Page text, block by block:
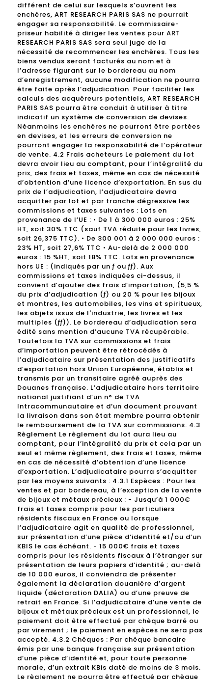
différent de celui sur lesquels s’ouvrent les
enchères, ART RESEARCH PARIS SAS ne pourrait
engager sa responsabilité. Le commissaire-
priseur habilité à diriger les ventes pour ART
RESEARCH PARIS SAS sera seul juge de la
nécessité de recommencer les enchères. Tous les
biens vendus seront facturés au nom et à
l’adresse figurant sur le bordereau au nom
d’enregistrement, aucune modification ne pourra
être faite après l’adjudication. Pour faciliter les
calculs des acquéreurs potentiels, ART RESEARCH
PARIS SAS pourra être conduit à utiliser à titre
indicatif un système de conversion de devises.
Néanmoins les enchères ne pourront être portées
en devises, et les erreurs de conversion ne
pourront engager la responsabilité de l’opérateur
de vente. 4.2 Frais acheteurs Le paiement du lot
devra avoir lieu au comptant, pour l’intégralité du
prix, des frais et taxes, même en cas de nécessité
d’obtention d’une licence d’exportation. En sus du
prix de l’adjudication, l’adjudicataire devra
acquitter par lot et par tranche dégressive les
commissions et taxes suivantes : Lots en
provenance de l’UE : • De 1 à 300 000 euros : 25%
HT, soit 30% TTC (sauf TVA réduite pour les livres,
soit 26,375 TTC). • De 300 001 à 2 000 000 euros :
23% HT, soit 27,6% TTC • Au-delà de 2 000 000
euros : 15 %HT, soit 18% TTC. Lots en provenance
hors UE : (indiqués par un ƒ ou ƒƒ). Aux
commissions et taxes indiquées ci-dessus, il
convient d’ajouter des frais d’importation, (5,5 %
du prix d’adjudication (ƒ) ou 20 % pour les bijoux
et montres, les automobiles, les vins et spiritueux,
les objets issus de l'industrie, les livres et les
multiples (ƒƒ)). Le bordereau d’adjudication sera
édité sans mention d’aucune TVA récupérable.
Toutefois la TVA sur commissions et frais
d’importation peuvent être rétrocédés à
l’adjudicataire sur présentation des justificatifs
d’exportation hors Union Européenne, établis et
transmis par un transitaire agréé auprès des
Douanes française. L’adjudicataire hors territoire
national justifiant d’un n° de TVA
Intracommunautaire et d’un document prouvant
la livraison dans son état membre pourra obtenir
le remboursement de la TVA sur commissions. 4.3
Règlement Le règlement du lot aura lieu au
comptant, pour l’intégralité du prix et cela par un
seul et même règlement, des frais et taxes, même
en cas de nécessité d’obtention d’une licence
d’exportation. L’adjudicataire pourra s’acquitter
par les moyens suivants : 4.3.1 Espèces : Pour les
ventes et par bordereau, à l’exception de la vente
de bijoux et métaux précieux : - Jusqu’à 1 000€
frais et taxes compris pour les particuliers
résidents fiscaux en France ou lorsque
l’adjudicataire agit en qualité de professionnel,
sur présentation d’une pièce d’identité et/ou d’un
KBIS le cas échéant. - 15 000€ frais et taxes
compris pour les résidents fiscaux à l’étranger sur
présentation de leurs papiers d’identité ; au-delà
de 10 000 euros, il conviendra de présenter
également la déclaration douanière d’argent
liquide (déclaration DALIA) ou d’une preuve de
retrait en France. Si l’adjudicataire d’une vente de
bijoux et métaux précieux est un professionnel, le
paiement doit être effectué par chèque barré ou
par virement ; le paiement en espèces ne sera pas
accepté. 4.3.2 Chèques : Par chèque bancaire
émis par une banque française sur présentation
d’une pièce d’identité et, pour toute personne
morale, d’un extrait KBis daté de moins de 3 mois.
Le règlement ne pourra être effectué par chèque